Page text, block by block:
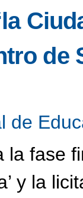
de
de
fase
y la